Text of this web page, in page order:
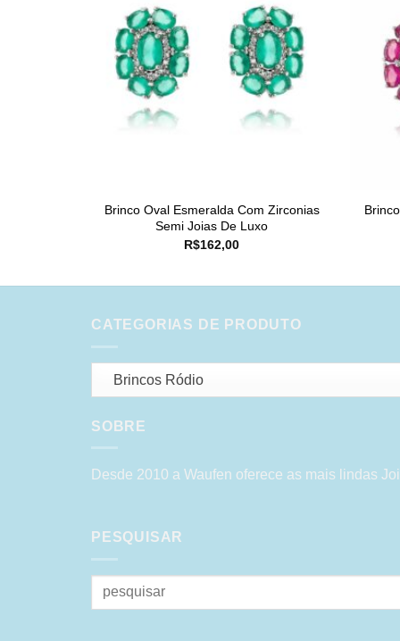
Brinco Oval Esmeralda Com Zirconias
Semi Joias De Luxo
R$162,00
CATEGORIAS DE PRODUTO
Brincos Ródio
SOBRE
Desde 2010 a Waufen oferece as mais lindas
PESQUISAR
Pesquisar